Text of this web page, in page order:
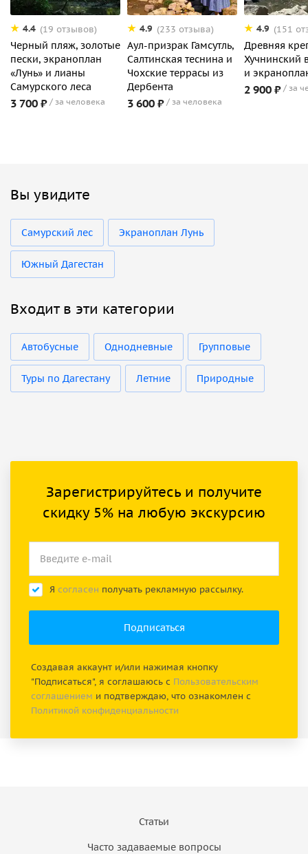
4.4 (19 отзывов)
Черный пляж, золотые
пески, экраноплан
«Лунь» и лианы
Самурского леса
3 700 ₽ за человека
4.9 (233 отзыва)
Аул-призрак Гамсутль,
Салтинская теснина и
Чохские террасы из
Дербента
3 600 ₽ за человека
4.9 (151
Древняя
Хучнинский
и
2 900 ₽ за
Вы увидите
Самурский лес Экраноплан Лунь
Южный Дагестан
Входит в эти категории
Автобусные Однодневные Групповые
Туры по Дагестану Летние Природные
Зарегистрируйтесь и получите
скидку 5% на любую экскурсию
Я согласен получать рекламную рассылку.
Создавая аккаунт и/или нажимая кнопку
"Подписаться", я соглашаюсь с Пользовательским
соглашением и подтверждаю, что ознакомлен с
Политикой конфиденциальности
Статьи
Часто задаваемые вопросы